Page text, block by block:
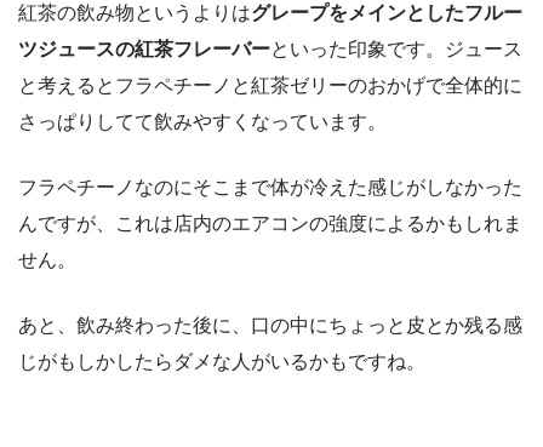
紅茶の飲み物というよりはグレープをメインとしたフルー
ツジュースの紅茶フレーバーといった印象です。ジュース
と考えるとフラペチーノと紅茶ゼリーのおかげで全体的に
さっぱりしてて飲みやすくなっています。
フラペチーノなのにそこまで体が冷えた感じがしなかった
んですが、これは店内のエアコンの強度によるかもしれま
せん。
あと、飲み終わった後に、口の中にちょっと皮とか残る感
じがもしかしたらダメな人がいるかもですね。